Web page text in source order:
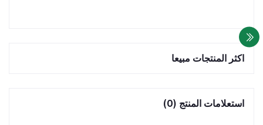
اكثر المنتجات مبيعا
استعلامات المنتج (0)